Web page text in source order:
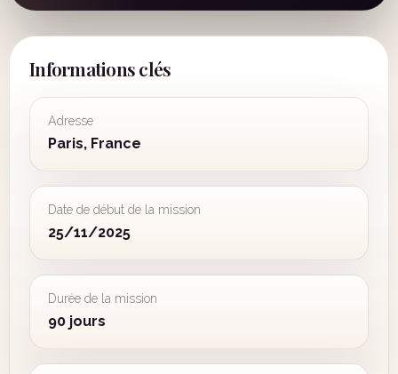
Informations clés
Adresse
Paris, France
Date de début de la mission
25/11/2025
Durée de la mission
90 jours